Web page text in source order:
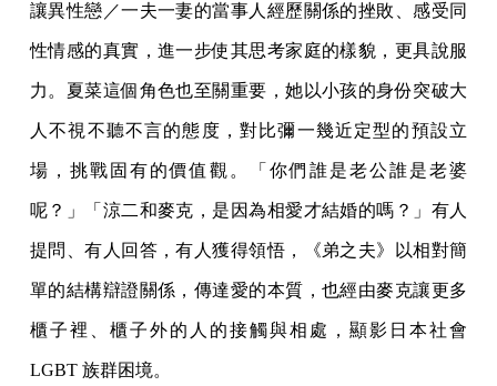
讓異性戀／一夫一妻的當事人經歷關係的挫敗、感受同
性情感的真實，進一步使其思考家庭的樣貌，更具說服
力。夏菜這個角色也至關重要，她以小孩的身份突破大
人不視不聽不言的態度，對比彌一幾近定型的預設立
場，挑戰固有的價值觀。「你們誰是老公誰是老婆
呢？」「涼二和麥克，是因為相愛才結婚的嗎？」有人
提問、有人回答，有人獲得領悟，《弟之夫》以相對簡
單的結構辯證關係，傳達愛的本質，也經由麥克讓更多
櫃子裡、櫃子外的人的接觸與相處，顯影日本社會
LGBT 族群困境。